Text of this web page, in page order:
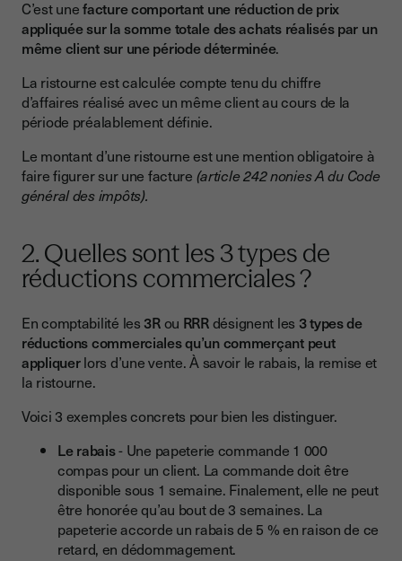
C’est unefacture comportant une réduction de prix
appliquée sur la somme totale des achats réalisés par un
même client sur une période déterminée.
La ristourne est calculée compte tenu du chiffre
d’affaires réalisé avec un même client au cours de la
période préalablement définie.
Le montant d’une ristourne est une mention obligatoire à
faire figurer sur une facture (article 242 nonies A du Code
général des impôts).
2. Quelles sont les 3 types de
réductions commerciales ?
En comptabilité les 3Rou RRRdésignent les 3 types de
réductions commerciales qu’un commerçant peut
appliquerlors d’une vente. À savoir le rabais, la remise et
la ristourne.
Voici 3 exemples concrets pour bien les distinguer.
Le rabais- Une papeterie commande 1 000
compas pour un client. La commande doit être
disponible sous 1 semaine. Finalement, elle ne peut
être honorée qu’au bout de 3 semaines. La
papeterie accorde un rabais de 5 % en raison de ce
retard, en dédommagement.